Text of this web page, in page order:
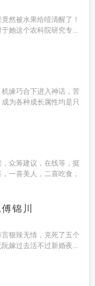
然被水果给噎清醒了！
她这个农科院研究专...
缘巧合下进入神话，苦
为各种成长属性均是只
众筹建议，在线等，挺
一喜美人，二喜吃食，
锦川
狠辣无情，克死了五个
嫁过去活不过新婚夜...